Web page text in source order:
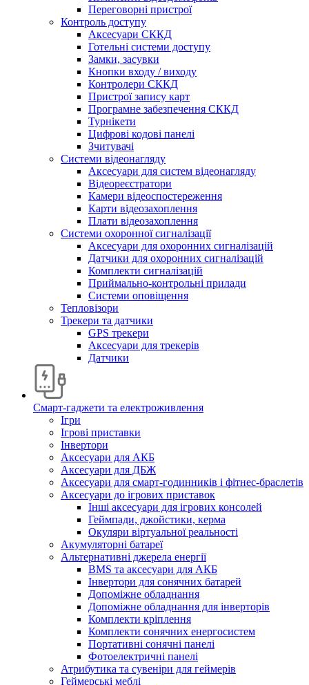
Переговорні пристрої
Контроль доступу
Аксесуари СККД
Готельні системи доступу
Замки, засувки
Кнопки входу / виходу
Контролери СККД
Пристрої запису карт
Програмне забезпечення СККД
Турнікети
Цифрові кодові панелі
Зчитувачі
Системи відеонагляду
Аксесуари для систем відеонагляду
Відеореєстратори
Камери відеоспостереження
Карти відеозахоплення
Плати відеозахоплення
Системи охоронної сигналізації
Аксесуари для охоронних сигналізацій
Датчики для охоронних сигналізацій
Комплекти сигналізацій
Приймально-контрольні прилади
Системи оповіщення
Тепловізори
Трекери та датчики
GPS трекери
Аксесуари для трекерів
Датчики
Смарт-гаджети та електроживлення
Ігри
Ігрові приставки
Інвертори
Аксесуари для АКБ
Аксесуари для ДБЖ
Аксесуари для смарт-годинників і фітнес-браслетів
Аксесуари до ігрових приставок
Інші аксесуари для ігрових консолей
Геймпади, джойстики, керма
Окуляри віртуальної реальності
Акумуляторні батареї
Альтернативні джерела енергії
BMS та аксесуари для АКБ
Інвертори для сонячних батарей
Допоміжне обладнання
Допоміжне обладнання для інверторів
Комплекти кріплення
Комплекти сонячних енергосистем
Портативні сонячні панелі
Фотоелектричні панелі
Атрибутика та сувеніри для геймерів
Геймерські меблі